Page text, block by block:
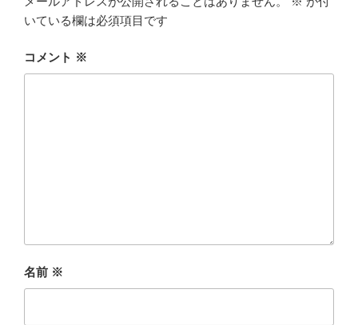
いている欄は必須項目です
コメント ※
名前 ※